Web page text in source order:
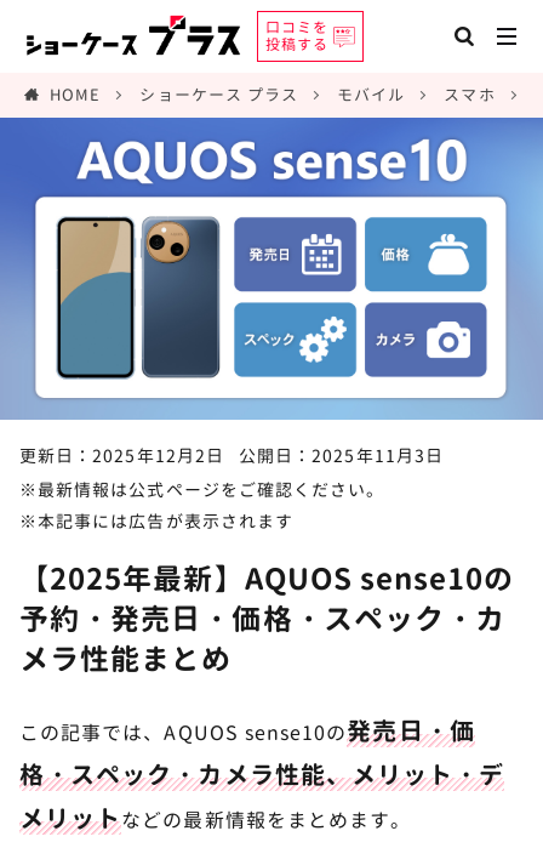
口コミを
投稿する
HOME ショーケース プラス モバイル スマホ
更新日：2025年12月2日
公開日：2025年11月3日
※最新情報は公式ページをご確認ください。
※本記事には広告が表示されます
【2025年最新】AQUOS sense10の
予約・発売日・価格・スペック・カ
メラ性能まとめ
この記事では、AQUOS sense10の発売日・価
格・スペック・カメラ性能、メリット・デ
メリットなどの最新情報をまとめます。